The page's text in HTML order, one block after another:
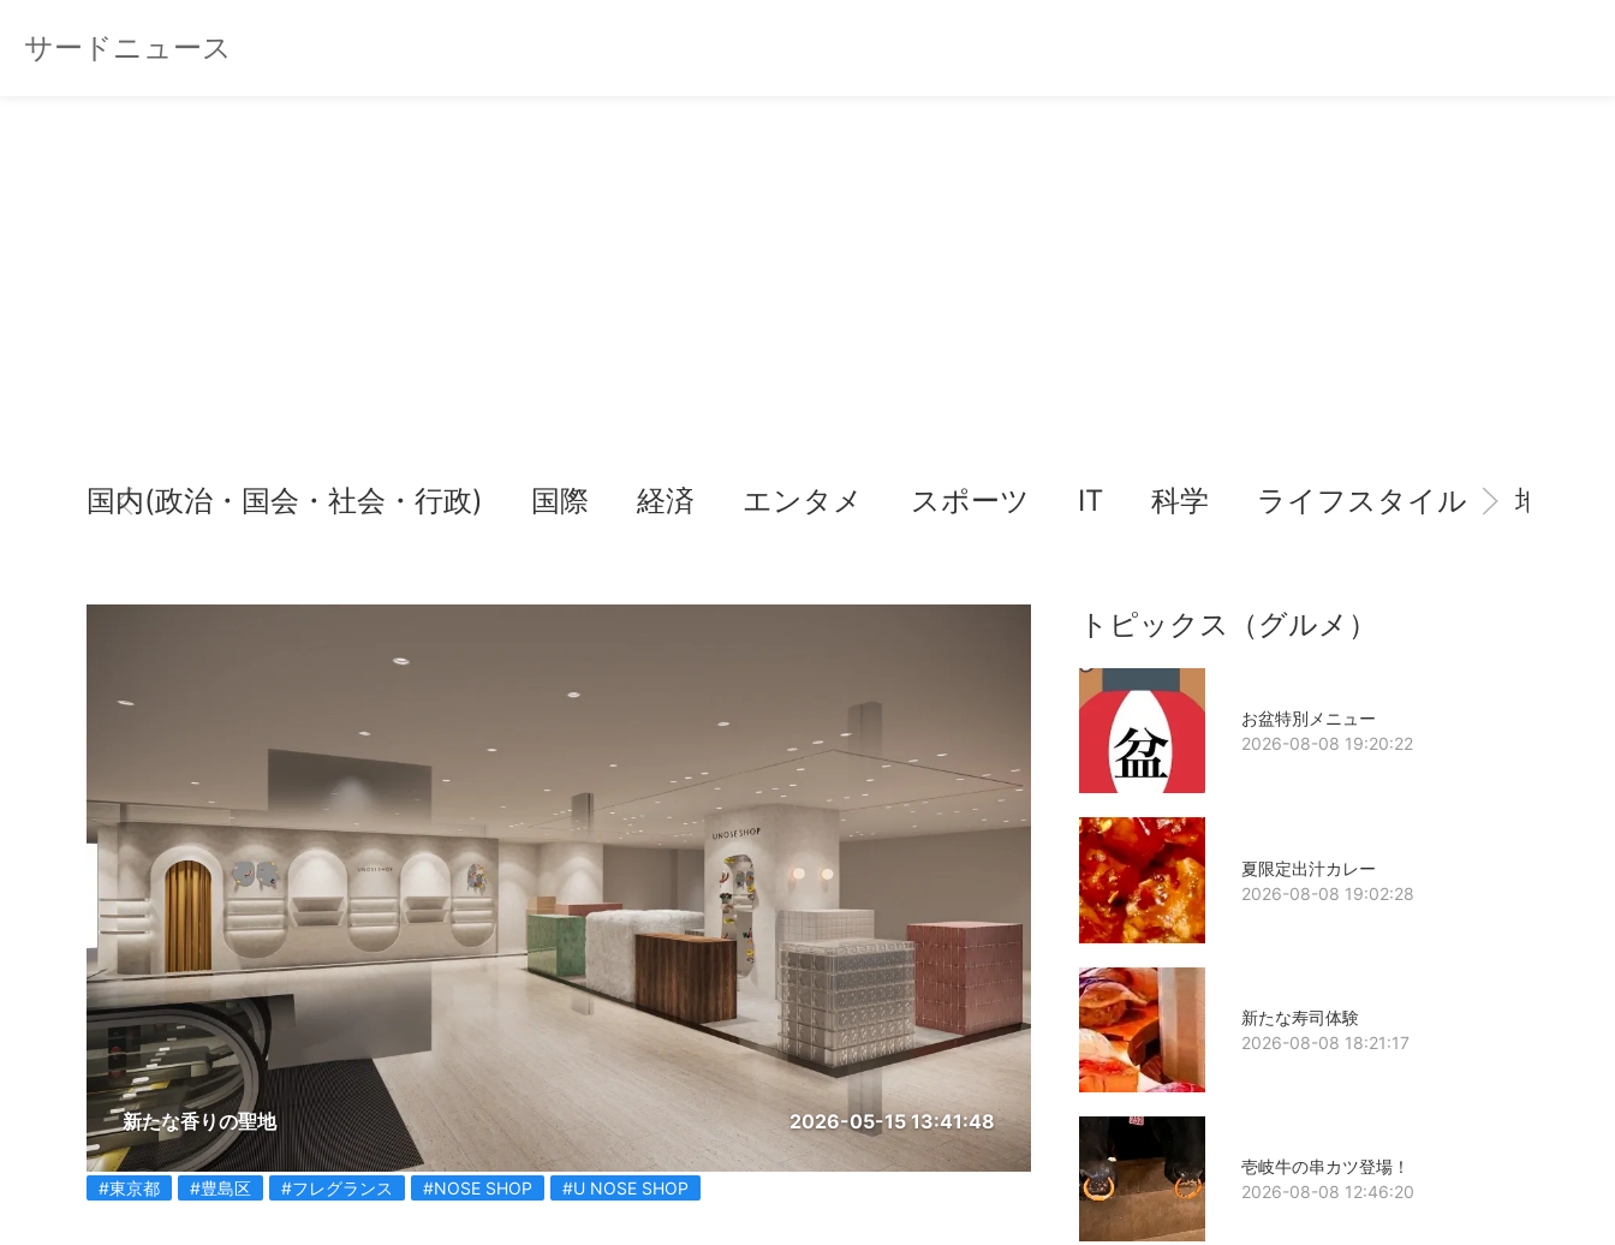
サードニュース
国内(政治・国会・社会・行政) 国際 経済 エンタメ スポーツ IT 科学 ライフスタイル 地域情
新たな香りの聖地 2026-05-15 13:41:48
#東京都 #豊島区 #フレグランス #NOSE SHOP #U NOSE SHOP
トピックス（グルメ）
お盆特別メニュー
2026-08-08 19:20:22
夏限定出汁カレー
2026-08-08 19:02:28
新たな寿司体験
2026-08-08 18:21:17
壱岐牛の串カツ登場！
2026-08-08 12:46:20